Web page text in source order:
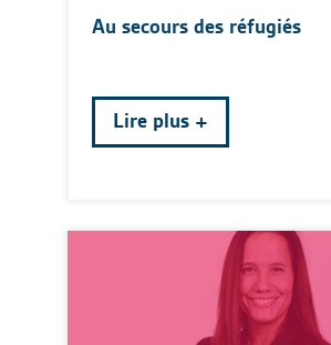
Au secours des réfugiés
Lire plus